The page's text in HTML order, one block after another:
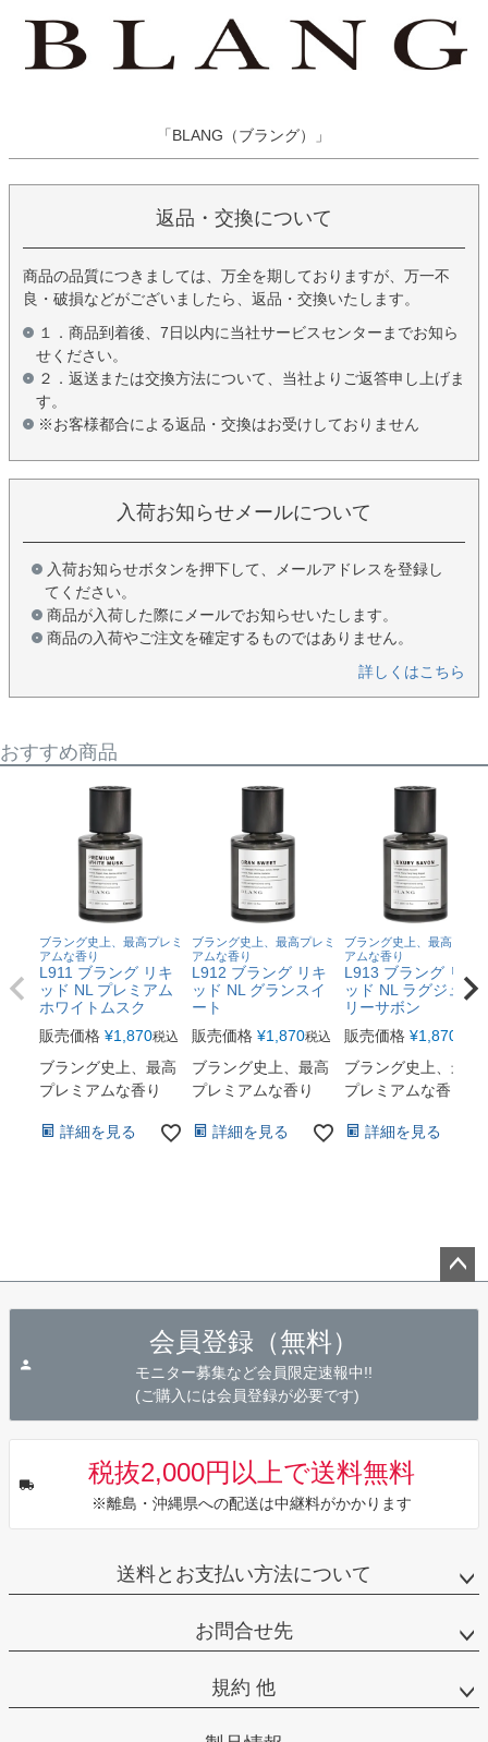
「BLANG（ブラング）」
返品・交換について
商品の品質につきましては、万全を期しておりますが、万一不
良・破損などがございましたら、返品・交換いたします。
１．商品到着後、7日以内に当社サービスセンターまでお知ら
せください。
２．返送または交換方法について、当社よりご返答申し上げま
す。
※お客様都合による返品・交換はお受けしておりません
入荷お知らせメールについて
入荷お知らせボタンを押下して、メールアドレスを登録し
てください。
商品が入荷した際にメールでお知らせいたします。
商品の入荷やご注文を確定するものではありません。
詳しくはこちら
おすすめ商品
ブラング史上、最高プレミ
アムな香り
L911 ブラング リキ
ッド NL プレミアム
ホワイトムスク
販売価格 ¥1,870税込
ブラング史上、最高
プレミアムな香り
詳細を見る
ブラング史上、最高プレミ
アムな香り
L912 ブラング リキ
ッド NL グランスイ
ート
販売価格 ¥1,870税込
ブラング史上、最高
プレミアムな香り
詳細を見る
ブラング史上、最高プレミ
アムな香り
L913 ブラング リキ
ッド NL ラグジュア
リーサボン
販売価格 ¥1,870
ブラング史上、最高
プレミアムな香り
詳細を見る
会員登録（無料）
モニター募集など会員限定速報中!!
(ご購入には会員登録が必要です)
税抜2,000円以上で送料無料
※離島・沖縄県への配送は中継料がかかります
送料とお支払い方法について
お問合せ先
規約 他